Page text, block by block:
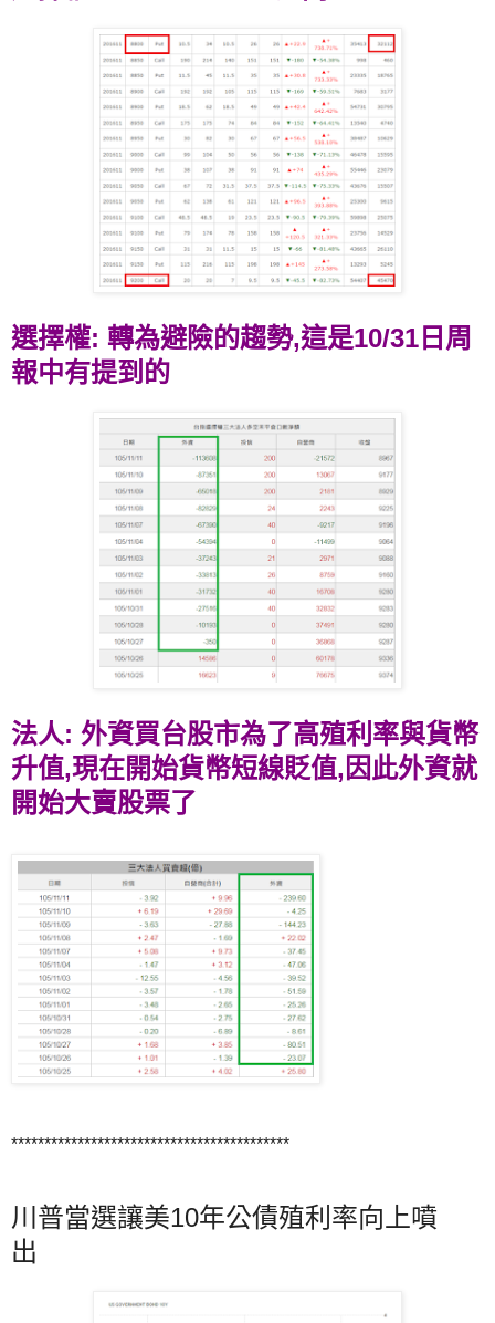
選擇權: 轉為避險的趨勢,這是10/31日周
報中有提到的
法人: 外資買台股市為了高殖利率與貨幣
升值,現在開始貨幣短線貶值,因此外資就
開始大賣股票了
******************************************
川普當選讓美10年公債殖利率向上噴
出